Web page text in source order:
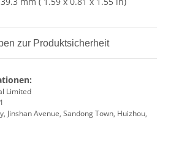
zur Produktsicherheit
Limited
Jinshan Avenue, Sandong Town, Huizhou,